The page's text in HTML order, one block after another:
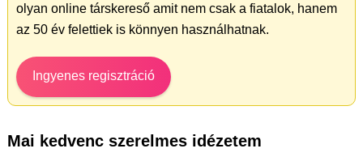
olyan online társkereső amit nem csak a fiatalok, hanem
az 50 év felettiek is könnyen használhatnak.
Ingyenes regisztráció
Mai kedvenc szerelmes idézetem